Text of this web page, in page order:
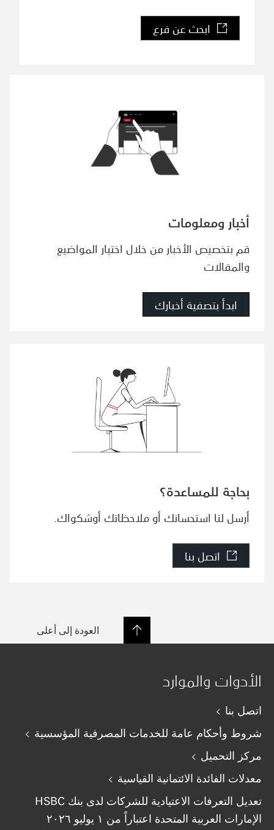
ابحث عن فرع
أخبار ومعلومات
قم بتخصيص الأخبار من خلال اختيار المواضيع
والمقالات
ابدأ بتصفية أخبارك
بحاجة للمساعدة؟
أرسل لنا استحسانك أو ملاحظاتك أوشكواك.
اتصل بنا
العودة إلى أعلى
الأدوات والموارد
اتصل بنا
شروط وأحكام عامة للخدمات المصرفية المؤسسية
مركز التحميل
معدلات الفائدة الائتمانية القياسية
تعديل التعرفات الاعتيادية للشركات لدى بنك HSBC
الإمارات العربية المتحدة اعتباراً من ١ يوليو ٢٠٢٦